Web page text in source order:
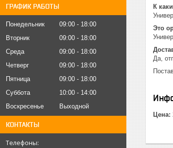
ГРАФИК РАБОТЫ
Понедельник 09:00
18:00
Вторник
09:00
18:00
Среда
09:00
18:00
Четверг
09:00
18:00
Пятница
09:00
18:00
Суббота
10:00
14:00
Воскресенье
Выходной
КОНТАКТЫ
К
Это
Да,
Цена: